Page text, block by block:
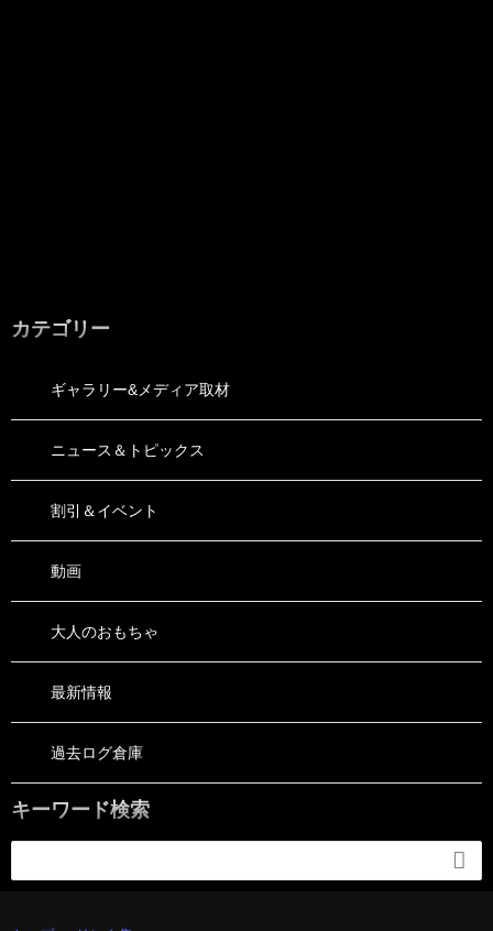
カテゴリー
ギャラリー&メディア取材
ニュース＆トピックス
割引＆イベント
動画
大人のおもちゃ
最新情報
過去ログ倉庫
キーワード検索
